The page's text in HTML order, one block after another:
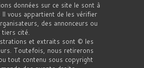
données sur ce site le sont à
vous appartient de les vérifier
des annonceurs ou
cité.
et extraits sont © les
Toutefois, nous retirerons
tout contenu sous copyright